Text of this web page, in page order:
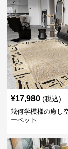
¥17,980 (税込)
幾何学模様の癒し
ーペット